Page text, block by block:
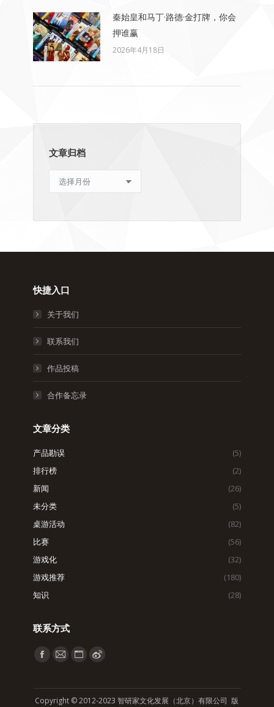
秦始皇和马丁·路德·金打牌，你会
押谁赢
2026年4月18日
文章归档
章
档
快捷入口
关于我们
联系我们
作品投稿
合作备忘录
文章分类
产品勘误
(5)
排行榜
(2)
新闻
(26)
未分类
(5)
桌游活动
(82)
比赛
(56)
游戏化
(32)
游戏推荐
(180)
知识
(28)
联系方式
找到我们：
Facebook
Mail WebsiteWeibo
Copyright © 2012-2023 智研家文化发展（北京）有限公司 版